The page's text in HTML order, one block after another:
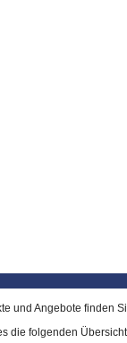
und Angebote finden
die folgenden